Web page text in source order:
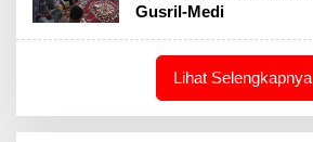
Gusril-Medi
Lihat Selengkapnya